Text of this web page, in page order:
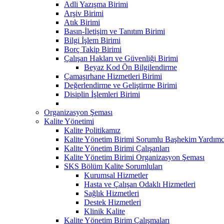
Adli Yazışma Birimi
Arşiv Birimi
Atık Birimi
Basın-İletişim ve Tanıtım Birimi
Bilgi İşlem Birimi
Borç Takip Birimi
Çalışan Hakları ve Güvenliği Birimi
Beyaz Kod Ön Bilgilendirme
Çamaşırhane Hizmetleri Birimi
Değerlendirme ve Geliştirme Birimi
Disiplin İşlemleri Birimi
Organizasyon Şeması
Kalite Yönetimi
Kalite Politikamız
Kalite Yönetim Birimi Sorumlu Başhekim
Kalite Yönetim Birimi Çalışanları
Kalite Yönetim Birimi Organizasyon Şeması
SKS Bölüm Kalite Sorumluları
Kurumsal Hizmetler
Hasta ve Çalışan Odaklı Hizmetleri
Sağlık Hizmetleri
Destek Hizmetleri
Klinik Kalite
Kalite Yönetim Birim Çalışmaları